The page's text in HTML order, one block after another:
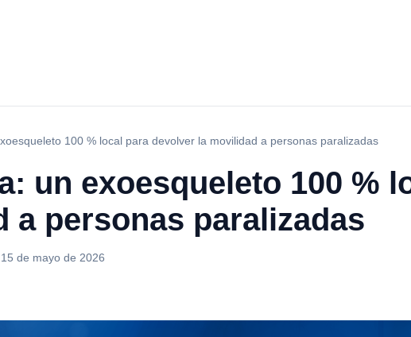
100 % local para devolver la movilidad a personas paralizadas
un exoesqueleto 100 %
a personas paralizadas
15 de mayo de 2026